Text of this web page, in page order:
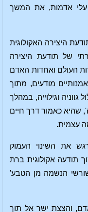
עלי אדמות, את המשך
היצירה האקולוגית
של תודעת היצירה
העולם ואחדות האדם
מודעים, מתוך
וגילוייה, במהלך
שהיא כאמור דרך חיים
עצמית.
את השינוי העמוק
תודעה אקולוגית ברת
הנשמה מן הטבע'
והצצת ישר אל תוך